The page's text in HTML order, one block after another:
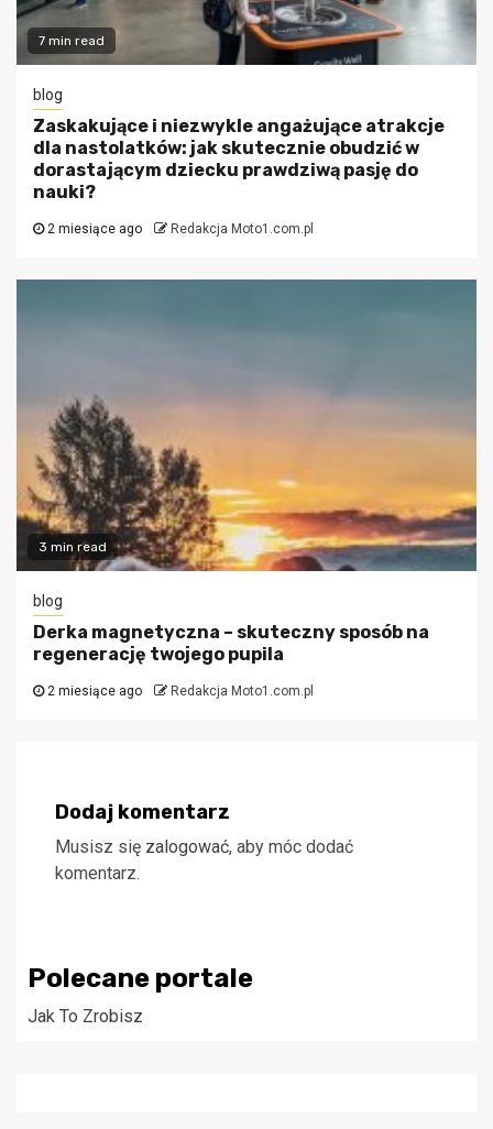
7 min read
blog
Zaskakujące i niezwykle angażujące atrakcje
dla nastolatków: jak skutecznie obudzić w
dorastającym dziecku prawdziwą pasję do
nauki?
2 miesiące ago Redakcja Moto1.com.pl
3 min read
blog
Derka magnetyczna – skuteczny sposób na
regenerację twojego pupila
2 miesiące ago Redakcja Moto1.com.pl
Dodaj komentarz
Musisz się zalogować, aby móc dodać
komentarz.
Polecane portale
Jak To Zrobisz